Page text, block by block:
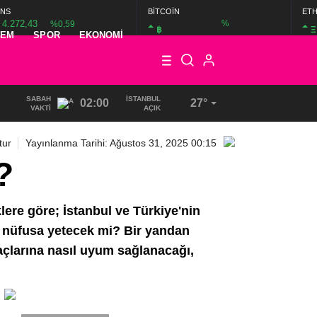
4.272,43 %0,59
BİTCOİN
฿
%
Ξ
SPOR EKONOMI
SABAH
VAKTI
02:00
İSTANBUL
AÇIK
27°
Yayınlanma Tarihi: Ağustos 31, 2025 00:15
göre; İstanbul ve Türkiye'nin
yetecek mi? Bir yandan
nasıl uyum sağlanacağı,